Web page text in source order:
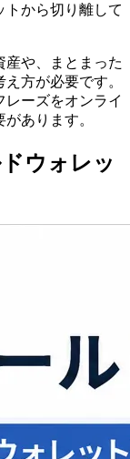
トから切り離して
産や、まとまった
方が必要です。
ーズをオンライ
あります。
ウォレッ